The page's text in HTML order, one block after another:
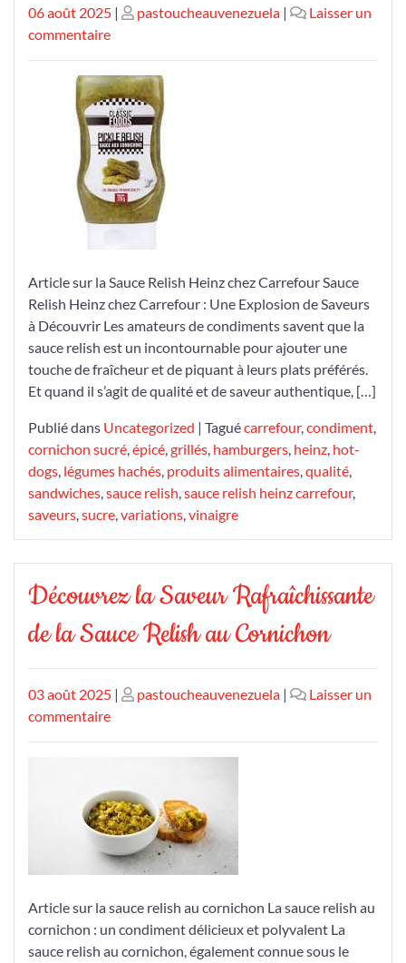
Publié
le
06 août 2025 | Publié
pastoucheauvenezuela |
Laisser un
commentairesur
la
Délicieuse
Sauce
Relish
Heinz
chez
Carrefour
Article sur la Sauce Relish Heinz chez Carrefour Sauce
Relish Heinz chez Carrefour : Une Explosion de Saveurs
à Découvrir Les amateurs de condiments savent que la
sauce relish est un incontournable pour ajouter une
touche de fraîcheur et de piquant à leurs plats préférés.
Et quand il s’agit de qualité et de saveur authentique, […]
Publié dans Uncategorized | Taguécarrefour,condiment,
cornichon sucré,épicé,grillés, hamburgers, heinz, hot-
dogs, légumes hachés, produits alimentaires,qualité,
sandwiches,sauce relish,sauce relish heinz carrefour,
saveurs,sucre,variations,vinaigre
Découvrez la Saveur Rafraîchissante
de la Sauce Relish au Cornichon
Publié
le
03 août 2025 | Publié
pastoucheauvenezuela |
Laisser un
commentairesur
Rafraîchissante
de
la
Sauce
au
Cornichon
Article sur la sauce relish au cornichon La sauce relish au
cornichon : un condiment délicieux et polyvalent La
sauce relish au cornichon, également connue sous le